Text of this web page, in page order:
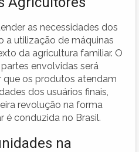
as necessidades dos
a utilização de máquinas
da agricultura familiar. O
envolvidas será
os produtos atendam
dos usuários finais,
revolução na forma
é conduzida no Brasil.
na